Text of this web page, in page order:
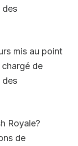
des
mis au point
chargé de
des
Royale?
de